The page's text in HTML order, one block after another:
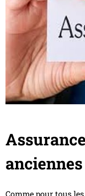
anciennes
Comme pour tous